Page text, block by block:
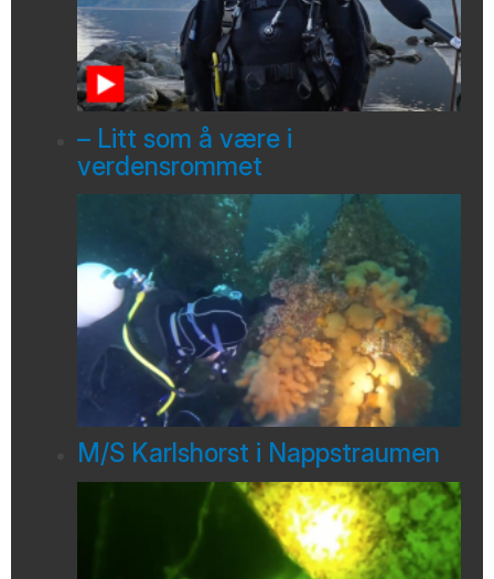
– Litt som å være i
verdensrommet
M/S Karlshorst i Nappstraumen